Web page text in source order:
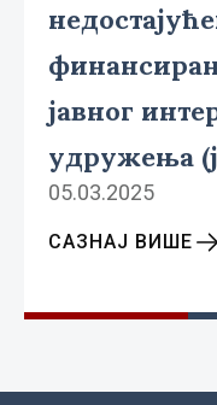
јавног
удружења
05.03.2025
САЗНАЈ ВИШЕ